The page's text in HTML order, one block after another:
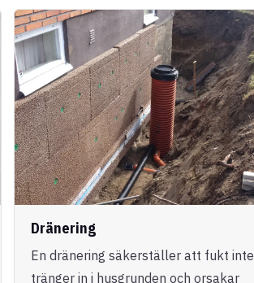
Dränering
En dränering säkerställer att fukt inte
tränger in i husgrunden och orsakar